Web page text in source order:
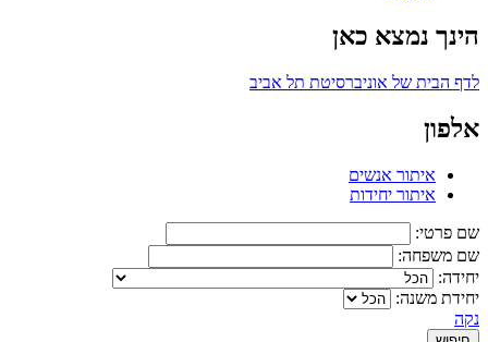
הינך נמצא כאן
לדף הבית של אוניברסיטת תל אביב
אלפון
איתור אנשים
איתור יחידות
שם פרטי:
שם משפחה:
יחידה:
יחידת משנה:
נקה